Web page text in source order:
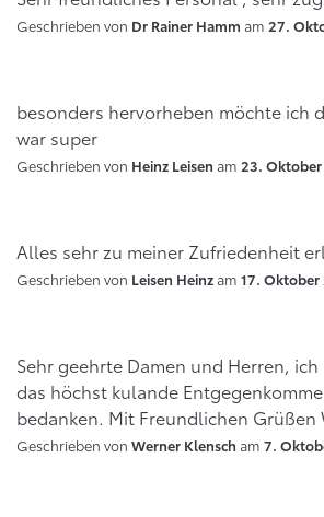
Geschrieben von Dr Rainer Hamm am 27.
besonders hervorheben möchte ich
war super
Geschrieben von Heinz Leisen am 23.
Alles sehr zu meiner Zufriedenheit
Geschrieben von Leisen Heinzam 17. Oktober
Sehr geehrte Damen und Herren,
das höchst kulande
bedanken. Mit Freundlichen Grüßen
Geschrieben von Werner Klensch am 7.